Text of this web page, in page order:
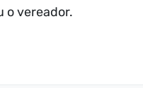
o vereador.